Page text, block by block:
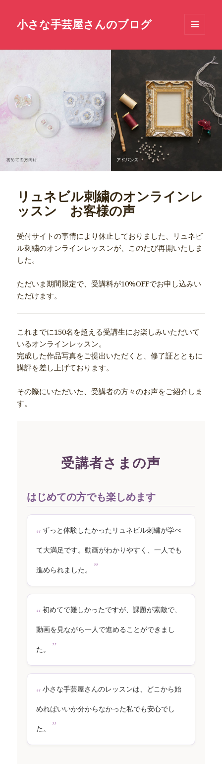
小さな手芸屋さんのブログ
ーとウ
リュネビル刺繍のオンラインレ
ッスン お客様の声
受付サイトの事情により休止しておりました、リュネビ
ル刺繍のオンラインレッスンが、このたび再開いたしま
した。
ただいま期間限定で、受講料が10%OFFでお申し込みい
ただけます。
これまでに150名を超える受講生にお楽しみいただいて
いるオンラインレッスン。
完成した作品写真をご提出いただくと、修了証とともに
講評を差し上げております。
その際にいただいた、受講者の方々のお声をご紹介しま
す。
受講者さまの声
はじめての方でも楽しめます
ずっと体験したかったリュネビル刺繍が学べ
て大満足です。動画がわかりやすく、一人でも
進められました。
初めてで難しかったですが、課題が素敵で、
動画を見ながら一人で進めることができまし
た。
小さな手芸屋さんのレッスンは、どこから始
めればいいか分からなかった私でも安心でし
た。